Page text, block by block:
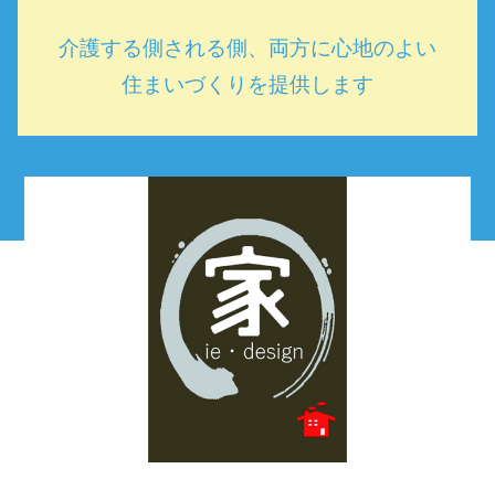
介護する側される側、両方に心地のよい
住まいづくりを提供します